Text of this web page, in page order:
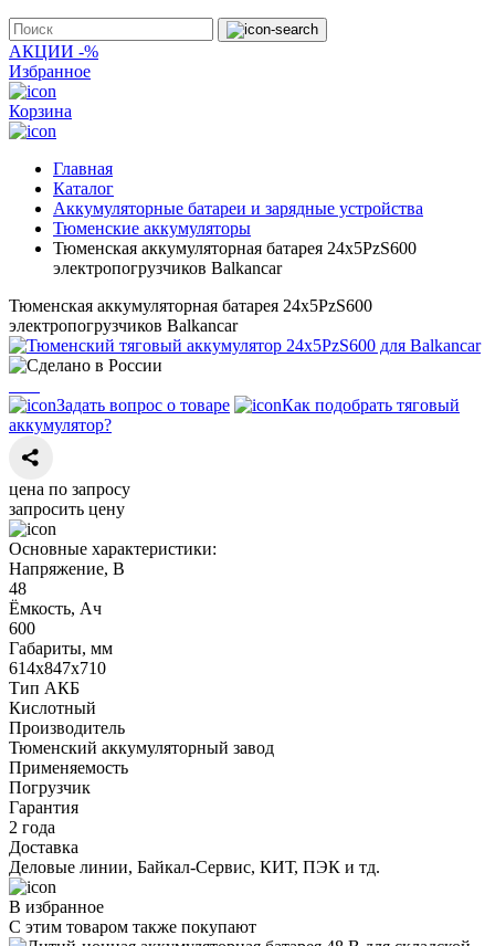
АКЦИИ -%
Избранное
Корзина
Главная
Каталог
Аккумуляторные батареи и зарядные устройства
Тюменские аккумуляторы
Тюменская аккумуляторная батарея 24х5PzS600
электропогрузчиков Balkancar
Тюменская аккумуляторная батарея 24х5PzS600
электропогрузчиков Balkancar
Задать вопрос о товаре
Как подобрать тяговый
аккумулятор?
цена по запросу
запросить цену
Основные характеристики:
Напряжение, В
48
Ёмкость, Ач
600
Габариты, мм
614х847х710
Тип АКБ
Кислотный
Производитель
Тюменский аккумуляторный завод
Применяемость
Погрузчик
Гарантия
2 года
Доставка
Деловые линии, Байкал-Сервис, КИТ, ПЭК и тд.
В избранное
С этим товаром также покупают